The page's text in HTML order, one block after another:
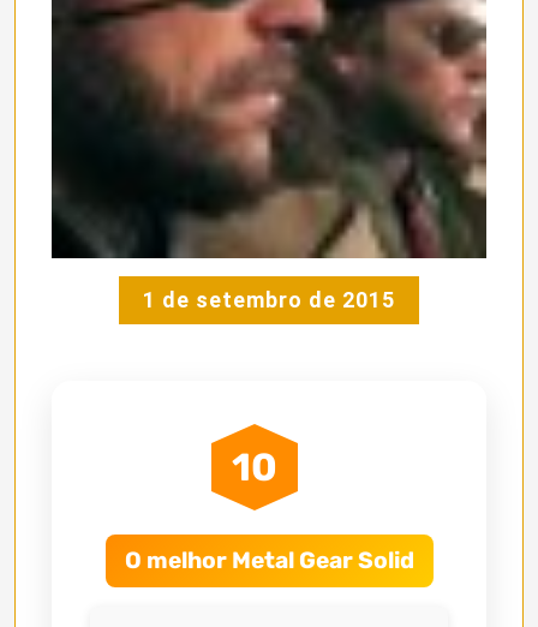
1 de setembro de 2015
10
O melhor Metal Gear Solid